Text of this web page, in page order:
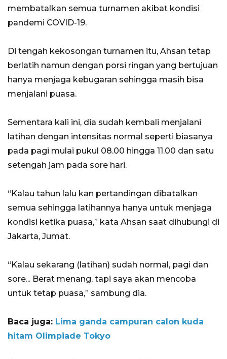
membatalkan semua turnamen akibat kondisi
pandemi COVID-19.
Di tengah kekosongan turnamen itu, Ahsan tetap
berlatih namun dengan porsi ringan yang bertujuan
hanya menjaga kebugaran sehingga masih bisa
menjalani puasa.
Sementara kali ini, dia sudah kembali menjalani
latihan dengan intensitas normal seperti biasanya
pada pagi mulai pukul 08.00 hingga 11.00 dan satu
setengah jam pada sore hari.
“Kalau tahun lalu kan pertandingan dibatalkan
semua sehingga latihannya hanya untuk menjaga
kondisi ketika puasa,” kata Ahsan saat dihubungi di
Jakarta, Jumat.
“Kalau sekarang (latihan) sudah normal, pagi dan
sore... Berat menang, tapi saya akan mencoba
untuk tetap puasa,” sambung dia.
Baca juga: Lima ganda campuran calon kuda
hitam Olimpiade Tokyo